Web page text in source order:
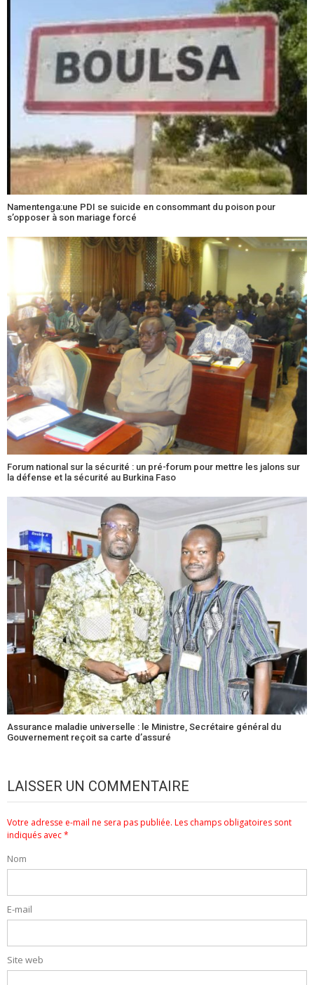
Namentenga:une PDI se suicide en consommant du poison pour
s’opposer à son mariage forcé
Forum national sur la sécurité : un pré-forum pour mettre les jalons sur
la défense et la sécurité au Burkina Faso
Assurance maladie universelle : le Ministre, Secrétaire général du
Gouvernement reçoit sa carte d’assuré
LAISSER UN COMMENTAIRE
Votre adresse e-mail ne sera pas publiée. Les champs obligatoires sont
indiqués avec*
Nom
E-mail
Site web